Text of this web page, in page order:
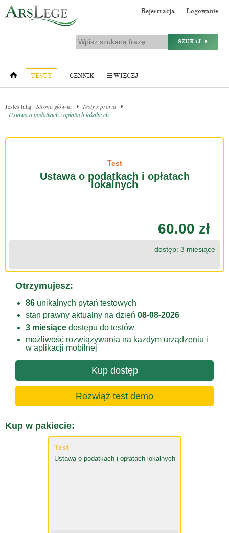
Rejestracja Logowanie
SZUKAJ
TESTY CENNIK WIĘCEJ
Jesteś tutaj: Strona główna
Testy z prawa
Ustawa o podatkach i opłatach lokalnych
Test
Ustawa o podatkach i opłatach
lokalnych
60.00 zł
dostęp: 3 miesiące
Otrzymujesz:
86 unikalnych pytań testowych
stan prawny aktualny na dzień 08-08-2026
3 miesiące dostępu do testów
możliwość rozwiązywania na każdym urządzeniu i
w aplikacji mobilnej
Kup dostęp
Rozwiąż test demo
Kup w pakiecie:
Test
Ustawa o podatkach i opłatach lokalnych